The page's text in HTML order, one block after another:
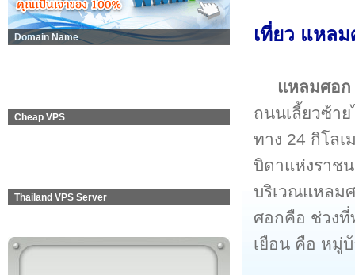
Domain Name
Cheap VPS
Thailand VPS Server
เที่ยว แหล
แหลมศอก
ถนนเลี้ยวซ้า
ทาง 24 กิโล
บิดาแห่งราช
บริเวณแหลม
ศอกคือ ช่วงที่
เยือน คือ หมู่